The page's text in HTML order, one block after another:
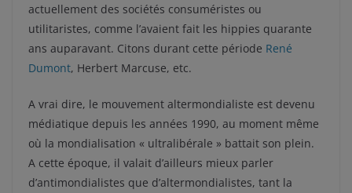
actuellement des sociétés consuméristes ou
utilitaristes, comme l’avaient fait les hippies quarante
ans auparavant. Citons durant cette période René
Dumont, Herbert Marcuse, etc.
A vrai dire, le mouvement altermondialiste est devenu
médiatique depuis les années 1990, au moment même
où la mondialisation « ultralibérale » battait son plein.
A cette époque, il valait d’ailleurs mieux parler
d’antimondialistes que d’altermondialistes, tant la